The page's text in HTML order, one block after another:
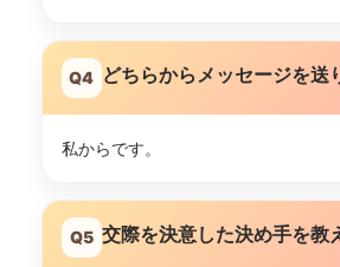
Q4 どちらからメッセージを送
私からです。
Q5 交際を決意した決め手を教